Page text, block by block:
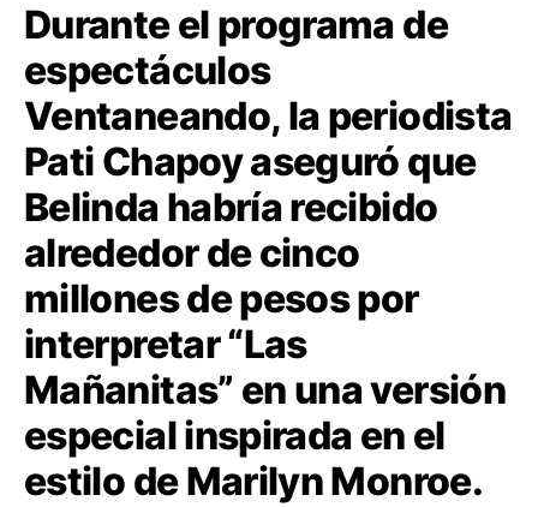
Durante el programa de
espectáculos
Ventaneando, la periodista
Pati Chapoy aseguró que
Belinda habría recibido
alrededor de cinco
millones de pesos por
interpretar “Las
Mañanitas” en una versión
especial inspirada en el
estilo de Marilyn Monroe.